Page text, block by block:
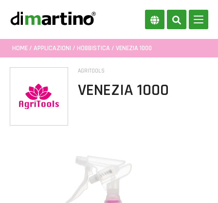
HOME/ APPLICAZIONI / HOBBISTICA / VENEZIA 1000
AGRITOOLS
VENEZIA 1000